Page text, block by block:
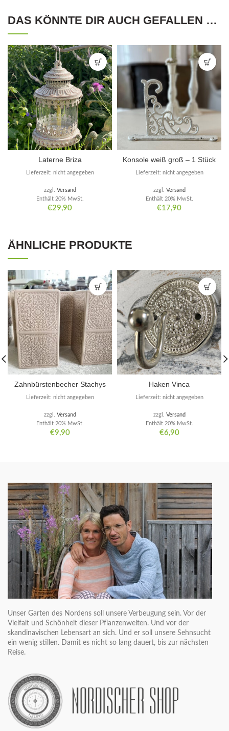
DAS KÖNNTE DIR AUCH GEFALLEN …
Laterne Briza
€29,90
Enthält 20% MwSt.
zzgl. Versand
Lieferzeit: nicht angegeben
Konsole weiß groß – 1 Stück
€17,90
Enthält 20% MwSt.
zzgl. Versand
Lieferzeit: nicht angegeben
ÄHNLICHE PRODUKTE
Zahnbürstenbecher Stachys
€9,90
Enthält 20% MwSt.
zzgl. Versand
Lieferzeit: nicht angegeben
Haken Vinca
€6,90
Enthält 20% MwSt.
zzgl. Versand
Lieferzeit: nicht angegeben
Unser Garten des Nordens soll unsere Verbeugung sein. Vor der
Vielfalt und Schönheit dieser Pflanzenwelten. Und vor der
skandinavischen Lebensart an sich. Und er soll unsere Sehnsucht
ein wenig stillen. Damit es nicht so lang dauert, bis zur nächsten
Reise.